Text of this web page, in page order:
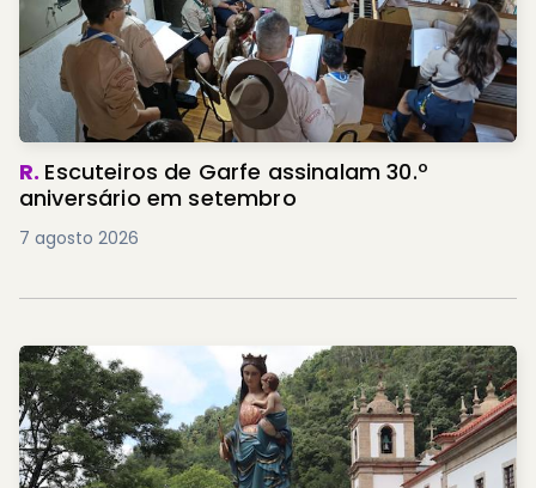
R. Escuteiros de Garfe assinalam 30.º
aniversário em setembro
7 agosto 2026